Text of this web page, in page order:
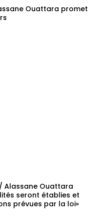
Ouattara promet
Alassane Ouattara
seront établies et
prévues par la loi»